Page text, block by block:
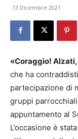
13 Dicembre 2021
«Coraggio!
che ha
partecipazione di
gruppi
appuntamento al
L’occasione è